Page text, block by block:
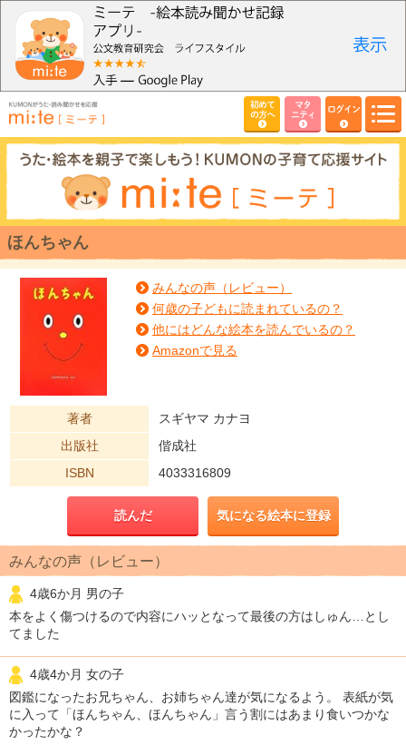
初めて
の方へ
マタ
ニティ
ログイン
ほんちゃん
みんなの声（レビュー）
何歳の子どもに読まれているの？
他にはどんな絵本を読んでいるの？
Amazonで見る
著者
スギヤマ カナヨ
出版社
偕成社
ISBN
4033316809
読んだ 気になる絵本に登録
みんなの声（レビュー）
4歳6か月 男の子
本をよく傷つけるので内容にハッとなって最後の方はしゅん…とし
てました
4歳4か月 女の子
図鑑になったお兄ちゃん、お姉ちゃん達が気になるよう。 表紙が気
に入って「ほんちゃん、ほんちゃん」言う割にはあまり食いつかな
かったかな？